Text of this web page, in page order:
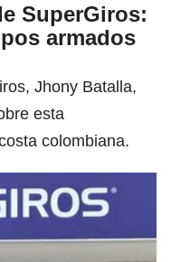
SuperGiros:
armados
Jhony Batalla,
esta
colombiana.